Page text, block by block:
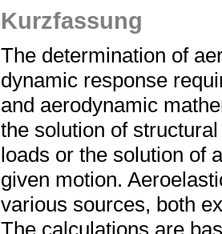
Kurzfassung
The determination of
dynamic response
and aerodynamic
the solution of
loads or the solution of
given motion.
various sources, both
The calculations are